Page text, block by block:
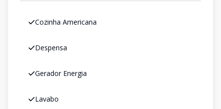
Cozinha Americana
Despensa
Gerador Energia
Lavabo